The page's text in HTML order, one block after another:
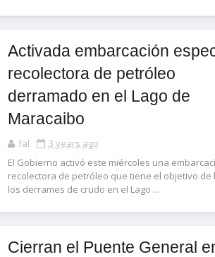
Activada embarcación
recolectora de petróleo
derramado en el Lago de
Maracaibo
fal
3 years ago
El Gobierno activó este miércoles una
recolectora de petróleo que tiene el objetivo de
los derrames de crudo en el Lago ...
Cierran el Puente General